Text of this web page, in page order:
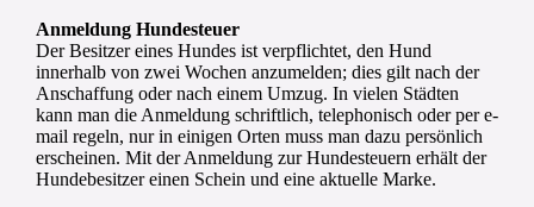
Anmeldung Hundesteuer
Der Besitzer eines Hundes ist verpflichtet, den Hund
innerhalb von zwei Wochen anzumelden; dies gilt nach der
Anschaffung oder nach einem Umzug. In vielen Städten
kann man die Anmeldung schriftlich, telephonisch oder per e-
mail regeln, nur in einigen Orten muss man dazu persönlich
erscheinen. Mit der Anmeldung zur Hundesteuern erhält der
Hundebesitzer einen Schein und eine aktuelle Marke.